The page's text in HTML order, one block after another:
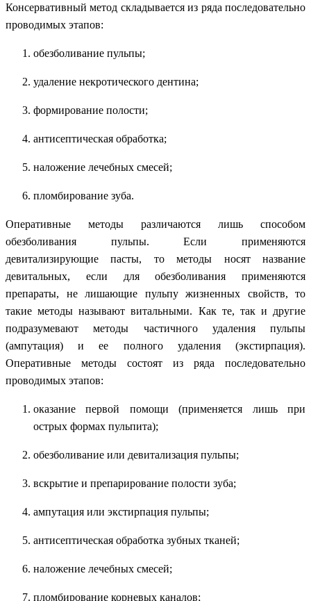
Консервативный метод складывается из ряда последовательно
проводимых этапов:
обезболивание пульпы;
удаление некротического дентина;
формирование полости;
антисептическая обработка;
наложение лечебных смесей;
пломбирование зуба.
Оперативные методы различаются лишь способом
обезболивания пульпы. Если применяются
девитализирующие пасты, то методы носят название
девитальных, если для обезболивания применяются
препараты, не лишающие пульпу жизненных свойств, то
такие методы называют витальными. Как те, так и другие
подразумевают методы частичного удаления пульпы
(ампутация) и ее полного удаления (экстирпация).
Оперативные методы состоят из ряда последовательно
проводимых этапов:
оказание первой помощи (применяется лишь при
острых формах пульпита);
обезболивание или девитализация пульпы;
вскрытие и препарирование полости зуба;
ампутация или экстирпация пульпы;
антисептическая обработка зубных тканей;
наложение лечебных смесей;
пломбирование корневых каналов;